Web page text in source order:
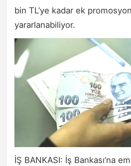
bin TL’ye kadar ek
yararlanabiliyor.
İŞ BANKASI: İş Bankası’na